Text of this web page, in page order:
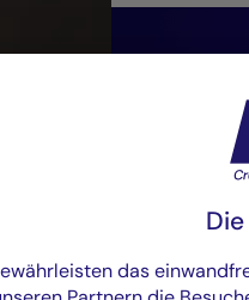
das